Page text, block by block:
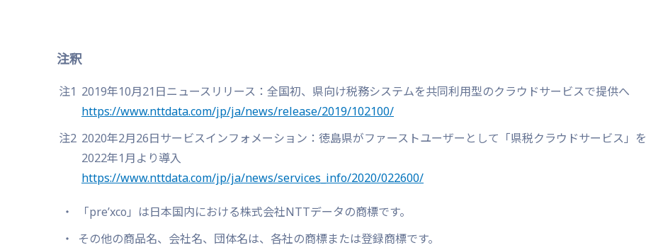
注釈
注1 2019年10月21日ニュースリリース：全国初、県向け税務システムを共同利用型のクラウドサービスで提供へ
https://www.nttdata.com/jp/ja/news/release/2019/102100/
注2 2020年2月26日サービスインフォメーション：徳島県がファーストユーザーとして「県税クラウドサービス」を
2022年1月より導入
https://www.nttdata.com/jp/ja/news/services_info/2020/022600/
「pre’xco」は日本国内における株式会社NTTデータの商標です。
その他の商品名、会社名、団体名は、各社の商標または登録商標です。